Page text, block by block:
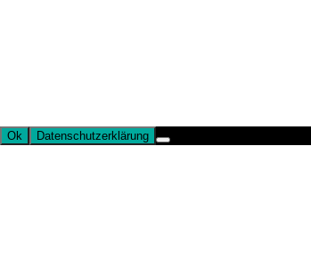
Ok Datenschutzerklärung